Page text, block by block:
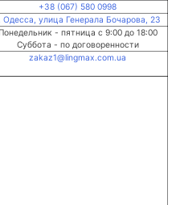
+38 (067) 580 0998
Одесса, улица Генерала Бочарова, 23
Понедельник - пятница с 9:00 до 18:00
Суббота - по договоренности
zakaz1@lingmax.com.ua